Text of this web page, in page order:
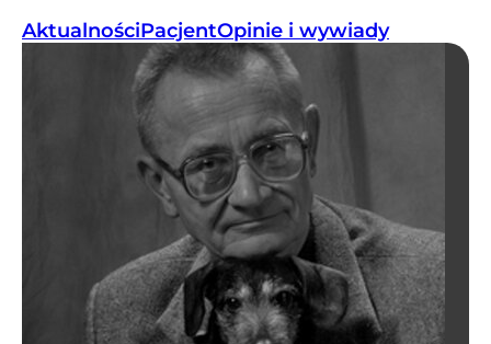
AktualnościPacjentOpinie i wywiady